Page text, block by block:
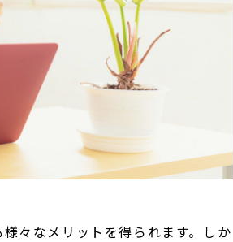
々なメリットを得られます。しか